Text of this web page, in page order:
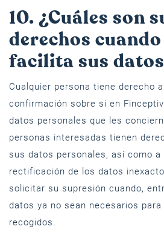
10. ¿Cuáles son
derechos cuando
facilita sus
Cualquier persona tiene derecho
confirmación sobre si en
datos personales que les
personas interesadas tienen
sus datos personales, así como
rectificación de los datos
solicitar su supresión cuando,
datos ya no sean necesarios
recogidos.